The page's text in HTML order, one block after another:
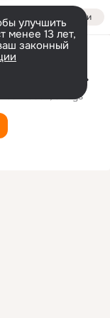
Войти
улучшить
менее 13 лет,
законный
Where(Feat. Niles Mason) (8Kays Remix)
8Kays